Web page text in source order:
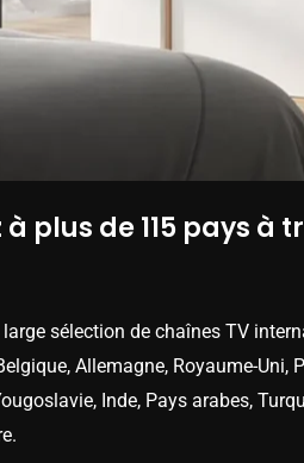
plus de 115 pays à
large sélection de chaînes TV
Allemagne, Royaume-Uni,
Inde, Pays arabes,